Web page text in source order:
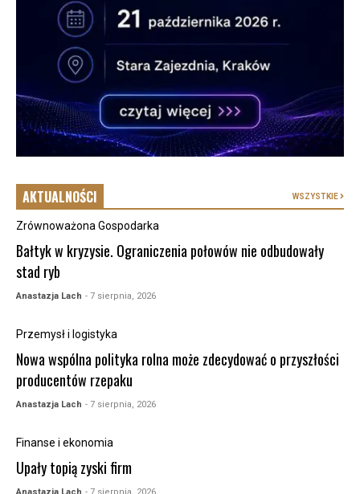
AKTUALNOŚCI WSZYSTKIE
Zrównoważona Gospodarka
Bałtyk w kryzysie. Ograniczenia połowów nie odbudowały
stad ryb
Anastazja Lach - 7 sierpnia, 2026
Przemysł i logistyka
Nowa wspólna polityka rolna może zdecydować o przyszłości
producentów rzepaku
Anastazja Lach - 7 sierpnia, 2026
Finanse i ekonomia
Upały topią zyski firm
Anastazja Lach - 7 sierpnia, 2026